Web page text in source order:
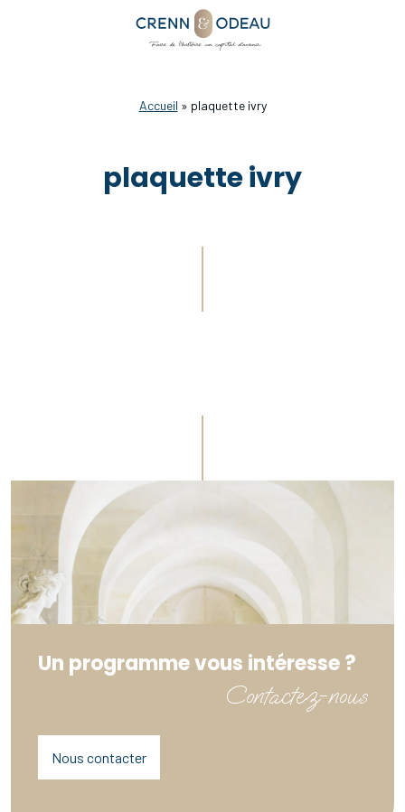
Accueil » plaquette ivry
plaquette ivry
Un programme vous intéresse ?
Contactez-nous
Nous contacter